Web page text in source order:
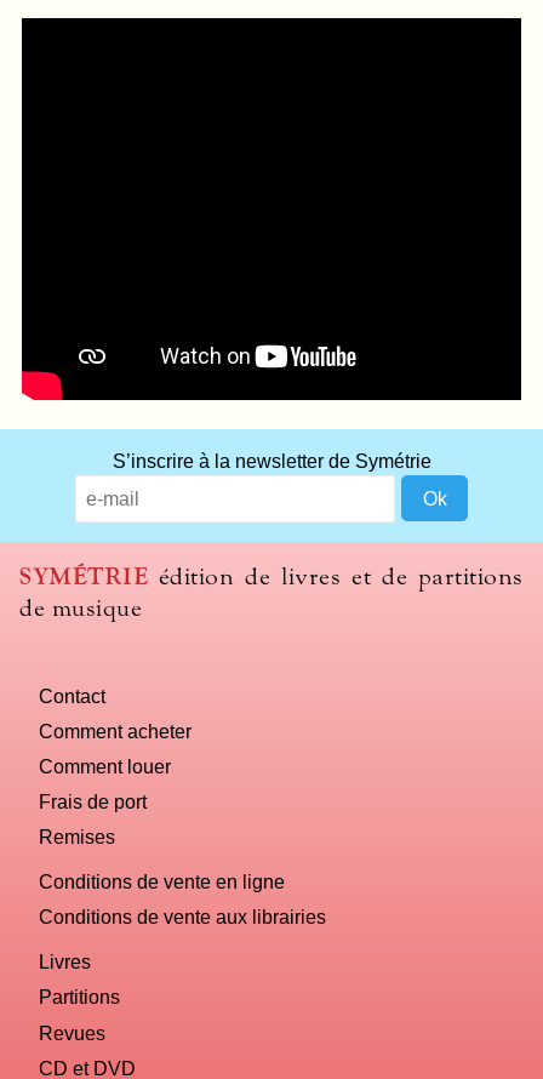
we
use
to
name
S’inscrire à la newsletter de Symétrie
SYMÉTRIE édition de livres et de partitions
de musique
Contact
Comment acheter
Comment louer
Frais de port
Remises
Conditions de vente en ligne
Conditions de vente aux librairies
Livres
Partitions
Revues
CD et DVD